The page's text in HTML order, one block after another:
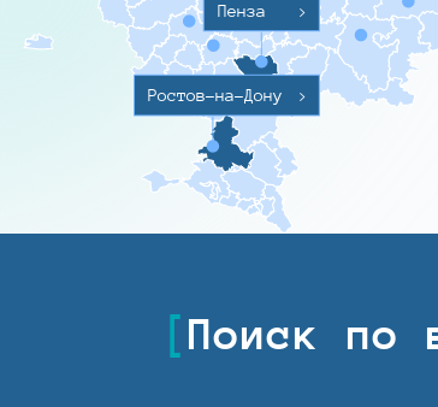
Ростов-на-Дону >
Пенза >
Поиск по